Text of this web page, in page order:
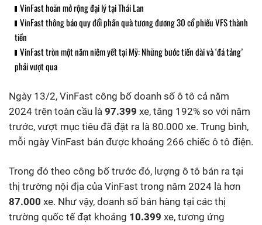
VinFast hoãn mở rộng đại lý tại Thái Lan
VinFast thông báo quy đổi phần quà tương đương 30 cổ phiếu VFS thành
tiền
VinFast tròn một năm niêm yết tại Mỹ: Những bước tiến dài và ‘đá tảng’
phải vượt qua
Ngày 13/2, VinFast công bố doanh số ô tô cả năm
2024 trên toàn cầu là 97.399 xe, tăng 192% so với năm
trước, vượt mục tiêu đã đặt ra là 80.000 xe. Trung bình,
mỗi ngày VinFast bán được khoảng 266 chiếc ô tô điện.
Trong đó theo công bố trước đó, lượng ô tô bán ra tại
thị trường nội địa của VinFast trong năm 2024 là hơn
87.000 xe. Như vậy, doanh số bán hàng tại các thị
trường quốc tế đạt khoảng 10.399 xe, tương ứng